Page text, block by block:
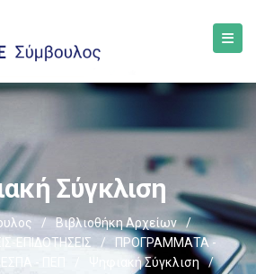
Σύγκλιση
/ Βιβλιοθήκη Αρχείων
/
ΕΠΙΔΟΤΗΣΕΙΣ
/
ΠΡΟΓΡΑΜΜΑΤΑ -
ΕΣΠΑ - ΠΕΠ Ψηφιακή Σύγκλιση
/